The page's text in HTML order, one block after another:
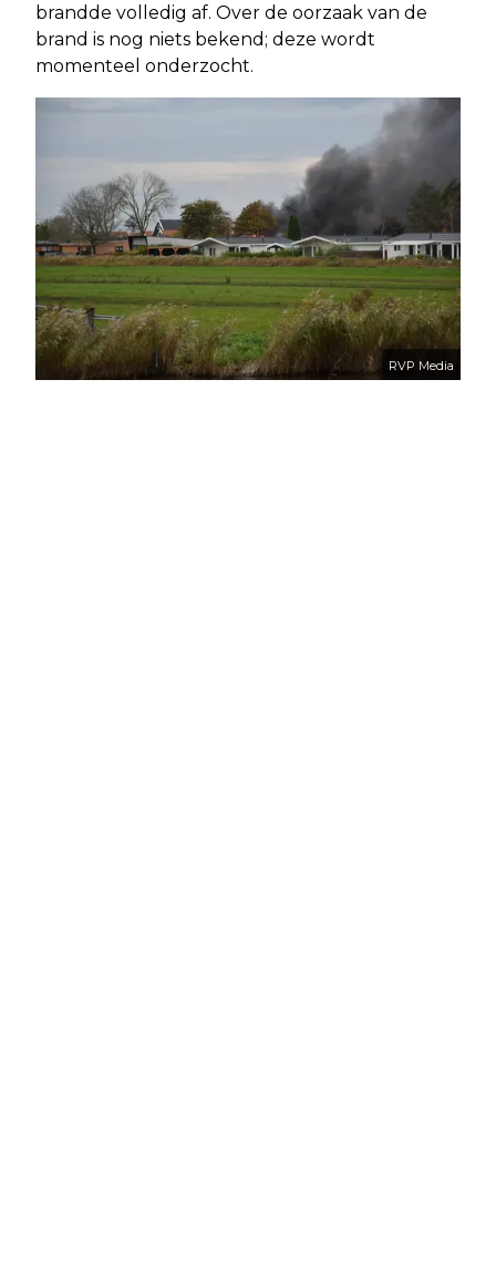
brandde volledig af. Over de oorzaak van de
brand is nog niets bekend; deze wordt
momenteel onderzocht.
RVP Media